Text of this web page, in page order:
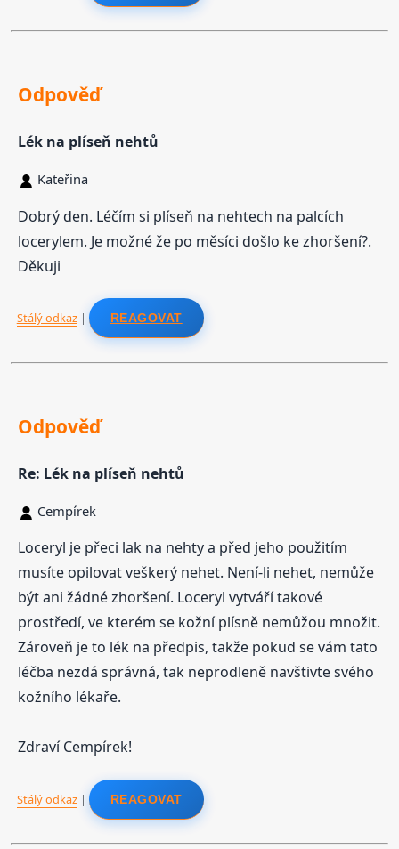
Odpověď
Lék na plíseň nehtů
Kateřina
Dobrý den. Léčím si plíseň na nehtech na palcích
locerylem. Je možné že po měsíci došlo ke zhoršení?.
Děkuji
Stálý odkaz| REAGOVAT
Odpověď
Re: Lék na plíseň nehtů
Cempírek
Loceryl je přeci lak na nehty a před jeho použitím
musíte opilovat veškerý nehet. Není-li nehet, nemůže
být ani žádné zhoršení. Loceryl vytváří takové
prostředí, ve kterém se kožní plísně nemůžou množit.
Zároveň je to lék na předpis, takže pokud se vám tato
léčba nezdá správná, tak neprodleně navštivte svého
kožního lékaře.
Zdraví Cempírek!
Stálý odkaz| REAGOVAT